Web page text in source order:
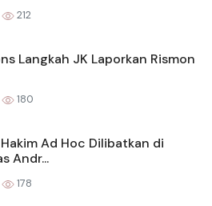
212
Langkah JK Laporkan Rismon
180
Ad Hoc Dilibatkan di
Andr...
178